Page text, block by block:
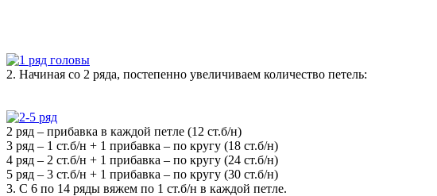
2. Начиная со 2 ряда, постепенно увеличиваем количество петель:
2 ряд – прибавка в каждой петле (12 ст.б/н)
3 ряд – 1 ст.б/н + 1 прибавка – по кругу (18 ст.б/н)
4 ряд – 2 ст.б/н + 1 прибавка – по кругу (24 ст.б/н)
5 ряд – 3 ст.б/н + 1 прибавка – по кругу (30 ст.б/н)
3. С 6 по 14 ряды вяжем по 1 ст.б/н в каждой петле.